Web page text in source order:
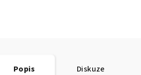
Popis Diskuze